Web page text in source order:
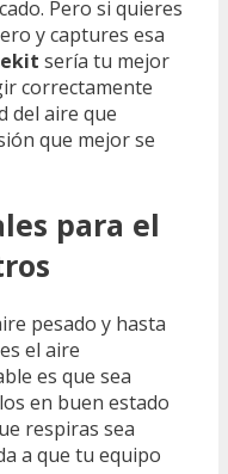
Pero si quieres
y captures esa
sería tu mejor
correctamente
del aire que
que mejor se
para el
pesado y hasta
el aire
es que sea
en buen estado
respiras sea
a que tu equipo